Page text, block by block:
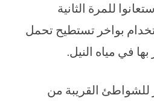
للمرة الثانية
بواخر تستطيح تحمل
في مياه النيل.
للشواطئ القريبة من